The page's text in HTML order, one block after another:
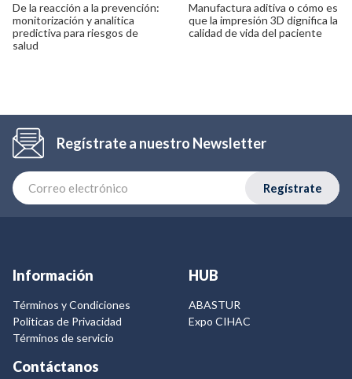
De la reacción a la prevención:
monitorización y analítica
predictiva para riesgos de
salud
Manufactura aditiva o cómo es
que la impresión 3D dignifica la
calidad de vida del paciente
Regístrate a nuestro Newsletter
Regístrate
Información
Términos y Condiciones
Politicas de Privacidad
Términos de servicio
HUB
ABASTUR
Expo CIHAC
Contáctanos